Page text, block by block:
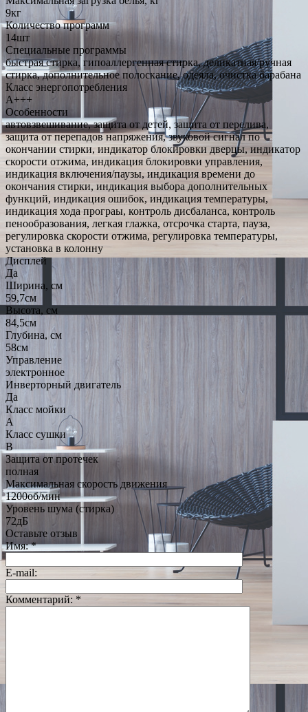
9кг
Количество программ
14шт
Специальные программы
быстрая стирка, гипоаллергенная стирка, деликатная/ручная
стирка, дополнительное полоскание, одеяла, очистка барабана
Класс энергопотребления
A+++
Особенности
автовзвешивание, защита от детей, защита от перелива,
защита от перепадов напряжения, звуковой сигнал по
окончании стирки, индикатор блокировки дверцы, индикатор
скорости отжима, индикация блокировки управления,
индикация включения/паузы, индикация времени до
окончания стирки, индикация выбора дополнительных
функций, индикация ошибок, индикация температуры,
индикация хода програы, контроль дисбаланса, контроль
пенообразования, легкая глажка, отсрочка старта, пауза,
регулировка скорости отжима, регулировка температуры,
установка в колонну
Дисплей
Да
Ширина, см
59,7см
Высота, см
84,5см
Глубина, см
58см
Управление
электронное
Инверторный двигатель
Да
Класс мойки
A
Класс сушки
B
Защита от протечек
полная
Максимальная скорость движения
1200об/мин
Уровень шума (стирка)
72дБ
Оставьте отзыв
Имя:*
E-mail:
Комментарий: *